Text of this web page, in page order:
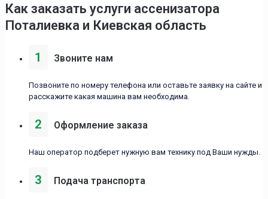
Как заказать услуги ассенизаторa
Поталиевка и Киевская область
1 Звоните нам
Позвоните по номеру телефона или оставьте заявку на сайте и
расскажите какая машина вам необходима.
2 Оформление заказа
Наш оператор подберет нужную вам технику под Ваши нужды.
3 Подача транспорта